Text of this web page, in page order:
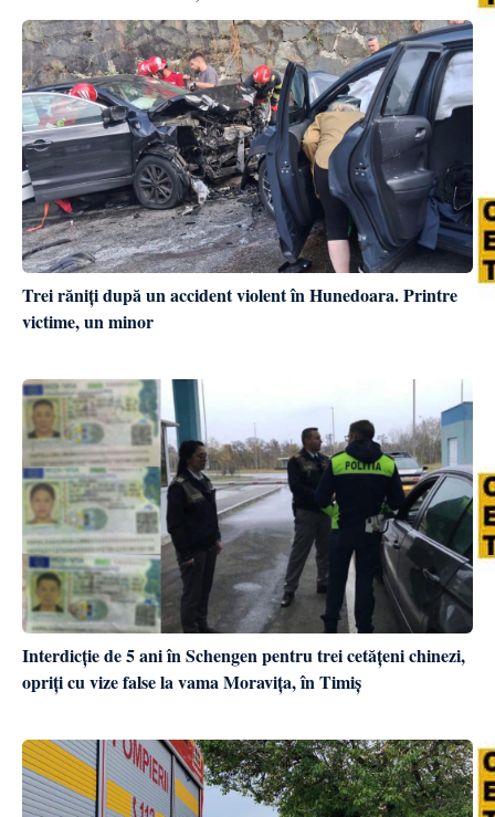
Trei răniți după un accident violent în Hunedoara. Printre
victime, un minor
Interdicție de 5 ani în Schengen pentru trei cetățeni chinezi,
opriți cu vize false la vama Moravița, în Timiș